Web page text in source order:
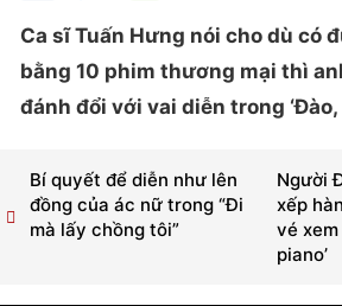
Ca sĩ Tuấn Hưng nói cho dù có
bằng 10 phim thương mại thì
đánh đổi với vai diễn trong ‘Đào,
Người
xếp
vé xem
piano’
Bí quyết để diễn như lên
đồng của ác nữ trong “Đi
mà lấy chồng tôi”